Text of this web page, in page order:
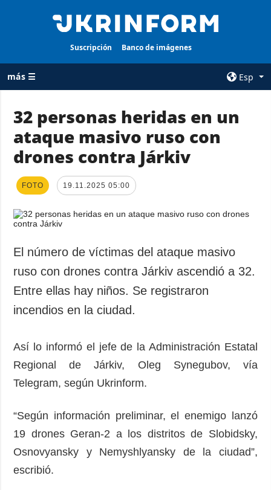
Suscripción Banco de imágenes
más ☰
Esp
TODAS LAS
CATEGORÍAS
Guerra
Reconstrucción
Política
Defensa
Sociedad y
Cultura
Deportes
Desastres y
emergencias
AGENCIA
sobre la agencia
privacidad y
protección de
datos personales
ADICIONAL
Publicaciones
Fotos
imágenes
32 personas heridas en un
ataque masivo ruso con
drones contra Járkiv
FOTO 19.11.2025 05:00
El número de víctimas del ataque masivo
ruso con drones contra Járkiv ascendió a 32.
Entre ellas hay niños. Se registraron
incendios en la ciudad.
Así lo informó el jefe de la Administración Estatal
Regional de Járkiv, Oleg Synegubov, vía
Telegram, según Ukrinform.
“Según información preliminar, el enemigo lanzó
19 drones Geran-2 a los distritos de Slobidsky,
Osnovyansky y Nemyshlyansky de la ciudad”,
escribió.